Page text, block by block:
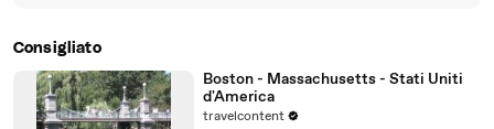
Consigliato
Boston - Massachusetts - Stati Uniti
d'America
travelcontent